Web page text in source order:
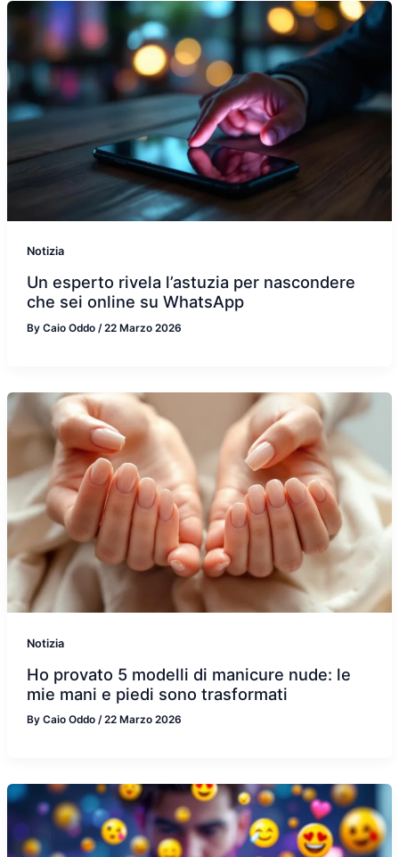
Notizia
Un esperto rivela l’astuzia per nascondere
che sei online su WhatsApp
By Caio Oddo /22 Marzo 2026
Notizia
Ho provato 5 modelli di manicure nude: le
mie mani e piedi sono trasformati
By Caio Oddo /22 Marzo 2026